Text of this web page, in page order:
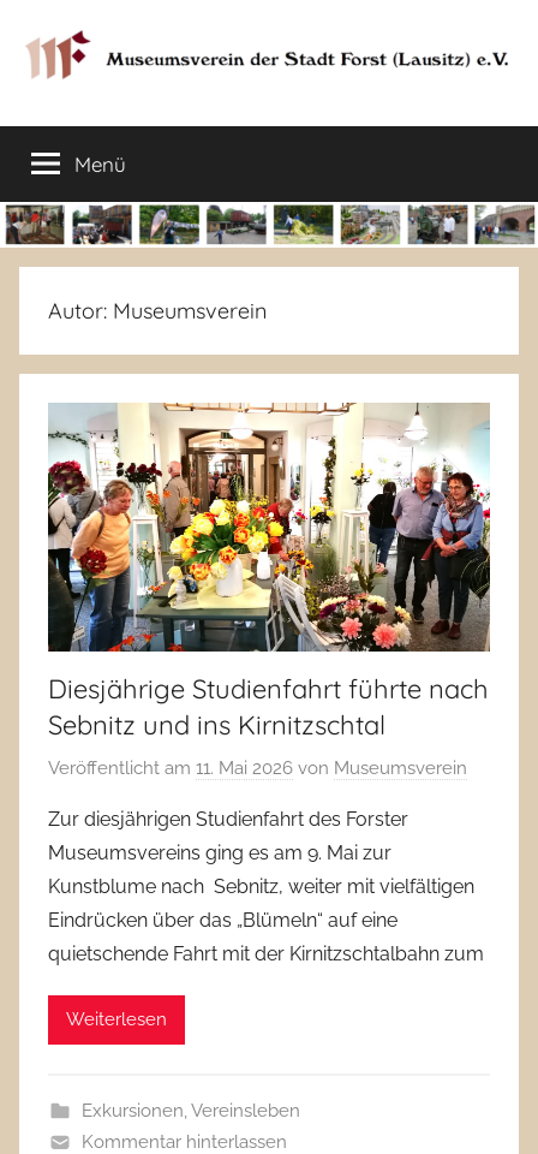
Inhalt
springen
Museumsverein
der
Stadt
Forst
(Lausitz)
e.V.
37
–
03149
Menü
Autor: Museumsverein
Diesjährige Studienfahrt führte nach
Sebnitz und ins Kirnitzschtal
Veröffentlicht am 11. Mai 2026 von Museumsverein
Zur diesjährigen Studienfahrt des Forster
Museumsvereins ging es am 9. Mai zur
Kunstblume nach Sebnitz, weiter mit vielfältigen
Eindrücken über das „Blümeln“ auf eine
quietschende Fahrt mit der Kirnitzschtalbahn zum
Weiterlesen
Exkursionen,Vereinsleben
Kommentar hinterlassen